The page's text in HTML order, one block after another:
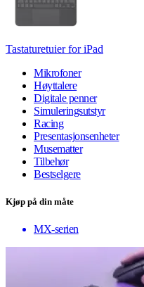
Tastaturetuier for iPad
Mikrofoner
Høyttalere
Digitale penner
Simuleringsutstyr
Racing
Presentasjonsenheter
Musematter
Tilbehør
Bestselgere
Kjøp på din måte
MX-serien